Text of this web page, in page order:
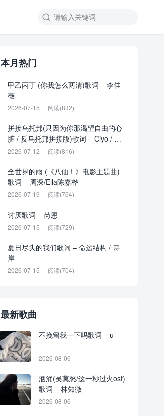

本月热门
甲乙丙丁 (你我怎么两清)歌词 – 李佳
薇
2026-07-15 阅读(832)
拼接乌托邦(只因为你那渴望自由的心
脏 / 反乌托邦拼接版)歌词 – Ciyo / 见
过夏天P / 乌托邦P
2026-07-12 阅读(816)
全世界的雨 (《八仙！》电影主题曲)
歌词 – 周深/Ella陈嘉桦
2026-07-19 阅读(764)
讨厌歌词 – 芮恩
2026-07-15 阅读(729)
夏日尽头的我们歌词 – 命运结构 / 诗
岸
2026-07-15 阅读(704)
最新歌曲
不挽留我一下吗歌词 – u
2026-08-06
汹涌(吴莫愁/这一秒过火ost)
歌词 – 林知微
2026-08-06